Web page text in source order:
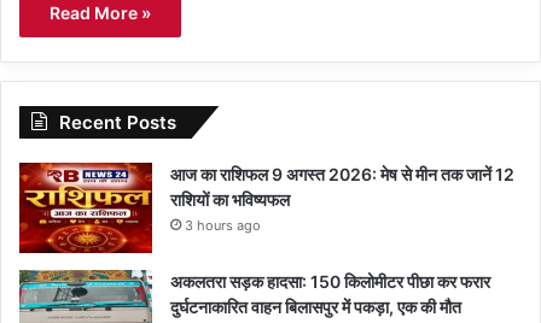
Read More »
Recent Posts
आज का राशिफल 9 अगस्त 2026: मेष से मीन तक जानें 12
राशियों का भविष्यफल
3 hours ago
अकलतरा सड़क हादसा: 150 किलोमीटर पीछा कर फरार
दुर्घटनाकारित वाहन बिलासपुर में पकड़ा, एक की मौत